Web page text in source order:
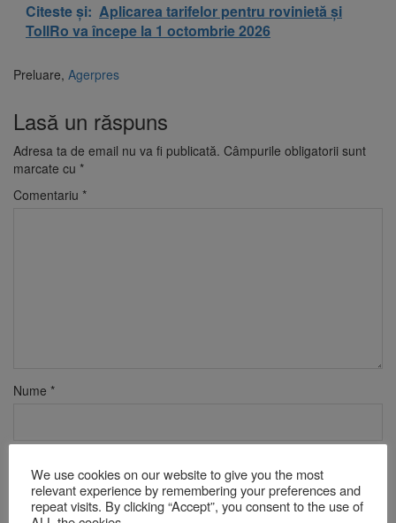
Citeste și: Aplicarea tarifelor pentru rovinietă și
TollRo va începe la 1 octombrie 2026
Preluare, Agerpres
Lasă un răspuns
Adresa ta de email nu va fi publicată. Câmpurile obligatorii sunt
marcate cu *
Comentariu *
Nume *
We use cookies on our website to give you the most
relevant experience by remembering your preferences and
repeat visits. By clicking “Accept”, you consent to the use of